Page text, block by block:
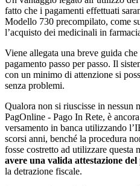
fatto che i pagamenti effettuati
Modello 730 precompilato, come
l’acquisto dei medicinali in
Viene allegata una breve guida
pagamento passo per passo. Il
con un minimo di attenzione si
senza problemi.
Qualora non si riuscisse in nessun
PagOnline - Pago In Rete, è
versamento in banca utilizzando
scorsi anni, benché la procedura
fosse costretto ad utilizzare questa
avere una valida attestazione
la detrazione fiscale.